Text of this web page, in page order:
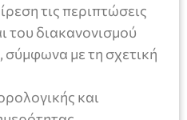
τις περιπτώσεις
του διακανονισμού
με τη σχετική
και